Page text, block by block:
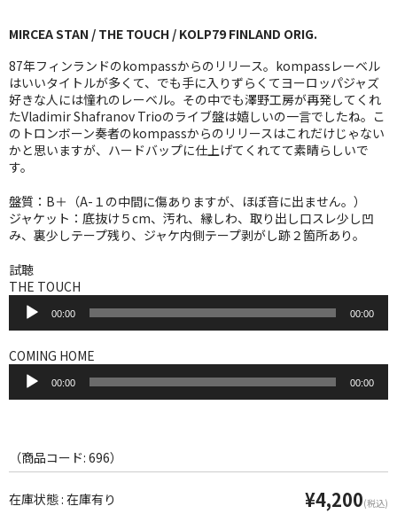
J-POP
ROCK
FOLK,SSW
WORLD
その他
7INC
Webのみ no.1
Webのみ no.3
売り切れ
Help
MIRCEA STAN / THE TOUCH / KOLP79 FINLAND ORIG.
87年フィンランドのkompassからのリリース。kompassレーベル
はいいタイトルが多くて、でも手に入りずらくてヨーロッパジャズ
好きな人には憧れのレーベル。その中でも澤野工房が再発してくれ
たVladimir Shafranov Trioのライブ盤は嬉しいの一言でしたね。こ
のトロンボーン奏者のkompassからのリリースはこれだけじゃない
かと思いますが、ハードバップに仕上げてくれてて素晴らしいで
す。
盤質：B＋（A-１の中間に傷ありますが、ほぼ音に出ません。）
ジャケット：底抜け５cm、汚れ、縁しわ、取り出し口スレ少し凹
み、裏少しテープ残り、ジャケ内側テープ剥がし跡２箇所あり。
試聴
THE TOUCH
プ
レ
ー
ー
00:00 00:00
COMING HOME
プ
ヤ
ー
00:00 00:00
（商品コード: 696）
在庫状態 : 在庫有り ¥4,200(税込)